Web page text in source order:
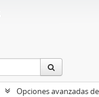
Opciones avanzadas